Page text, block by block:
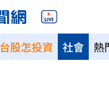
台股怎投資 熱
社會